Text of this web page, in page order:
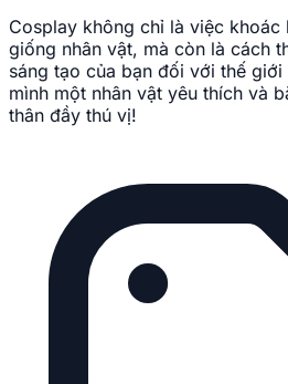
Cosplay không chỉ là việc khoác
giống nhân vật, mà còn là cách
sáng tạo của bạn đối với thế
mình một nhân vật yêu thích và
thân đầy thú vị!